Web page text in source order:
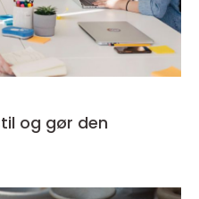
og gør den